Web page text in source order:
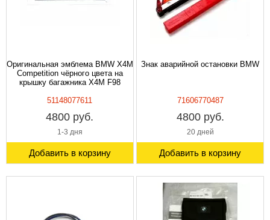
Оригинальная эмблема BMW X4M
Competition чёрного цвета на
крышку багажника X4M F98
51148077611
4800 руб.
1-3 дня
Добавить в корзину
Знак аварийной остановки BMW
71606770487
4800 руб.
20 дней
Добавить в корзину